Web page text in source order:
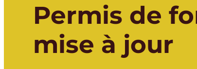
Permis de
mise à jour